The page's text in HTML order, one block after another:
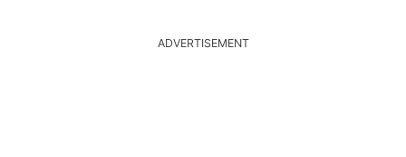
ADVERTISEMENT